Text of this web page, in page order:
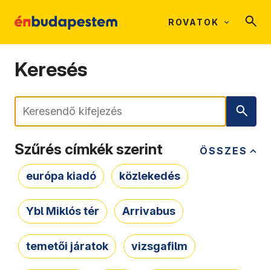
ROVATOK
Keresés
Keresés
ÖSSZES
Szűrés címkék szerint
európa kiadó közlekedés
Ybl Miklós tér Arrivabus
temetői járatok vizsgafilm